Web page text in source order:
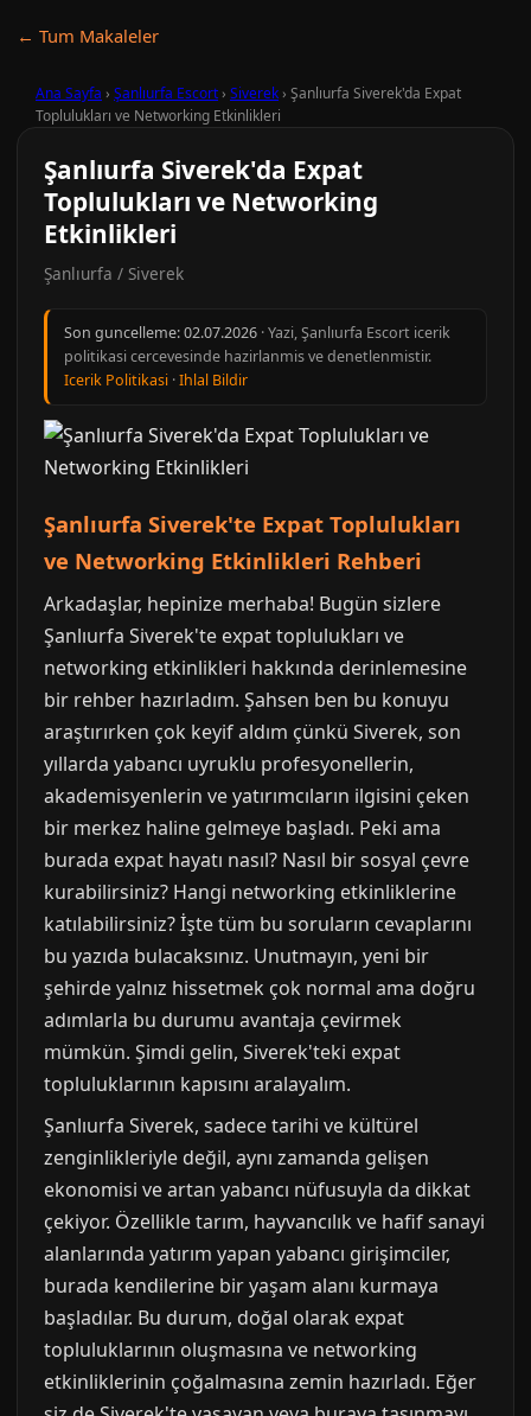
← Tum Makaleler
Ana Sayfa › Şanlıurfa Escort› Siverek› Şanlıurfa Siverek'da Expat
Toplulukları ve Networking Etkinlikleri
Şanlıurfa Siverek'da Expat
Toplulukları ve Networking
Etkinlikleri
Şanlıurfa / Siverek
Son guncelleme:02.07.2026 · Yazi, Şanlıurfa Escort icerik
politikasi cercevesinde hazirlanmis ve denetlenmistir.
Icerik Politikasi ·Ihlal Bildir
Şanlıurfa Siverek'te Expat Toplulukları
ve Networking Etkinlikleri Rehberi
Arkadaşlar, hepinize merhaba! Bugün sizlere
Şanlıurfa Siverek'te expat toplulukları ve
networking etkinlikleri hakkında derinlemesine
bir rehber hazırladım. Şahsen ben bu konuyu
araştırırken çok keyif aldım çünkü Siverek, son
yıllarda yabancı uyruklu profesyonellerin,
akademisyenlerin ve yatırımcıların ilgisini çeken
bir merkez haline gelmeye başladı. Peki ama
burada expat hayatı nasıl? Nasıl bir sosyal çevre
kurabilirsiniz? Hangi networking etkinliklerine
katılabilirsiniz? İşte tüm bu soruların cevaplarını
bu yazıda bulacaksınız. Unutmayın, yeni bir
şehirde yalnız hissetmek çok normal ama doğru
adımlarla bu durumu avantaja çevirmek
mümkün. Şimdi gelin, Siverek'teki expat
topluluklarının kapısını aralayalım.
Şanlıurfa Siverek, sadece tarihi ve kültürel
zenginlikleriyle değil, aynı zamanda gelişen
ekonomisi ve artan yabancı nüfusuyla da dikkat
çekiyor. Özellikle tarım, hayvancılık ve hafif sanayi
alanlarında yatırım yapan yabancı girişimciler,
burada kendilerine bir yaşam alanı kurmaya
başladılar. Bu durum, doğal olarak expat
topluluklarının oluşmasına ve networking
etkinliklerinin çoğalmasına zemin hazırladı. Eğer